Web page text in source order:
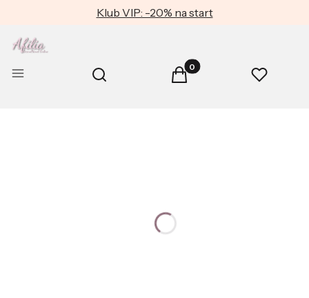
Klub VIP: -20% na start
Menu Otwórz wyszukiwarkę
Szukaj Produkty w koszyku: 0.
Koszyk Ulubione